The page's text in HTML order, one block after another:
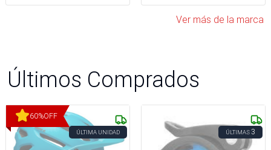
Ver más de la marca
Últimos Comprados
60%OFF
ÚLTIMA UNIDAD ÚLTIMAS3